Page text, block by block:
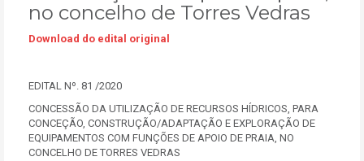
no concelho de Torres Vedras
Download do edital original
EDITAL Nº. 81 /2020
CONCESSÃO DA UTILIZAÇÃO DE RECURSOS HÍDRICOS, PARA
CONCEÇÃO, CONSTRUÇÃO/ADAPTAÇÃO E EXPLORAÇÃO DE
EQUIPAMENTOS COM FUNÇÕES DE APOIO DE PRAIA, NO
CONCELHO DE TORRES VEDRAS